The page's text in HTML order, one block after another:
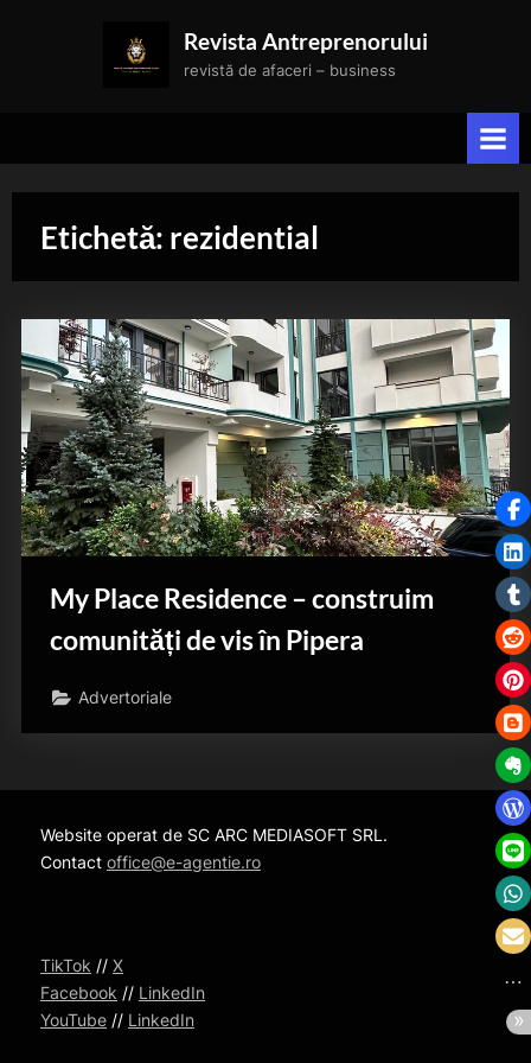
Revista Antreprenorului
revistă de afaceri – business
Etichetă: rezidential
My Place Residence – construim
comunități de vis în Pipera
Advertoriale
Website operat de SC ARC MEDIASOFT SRL.
Contact office@e-agentie.ro
TikTok // X
Facebook // LinkedIn
YouTube // LinkedIn